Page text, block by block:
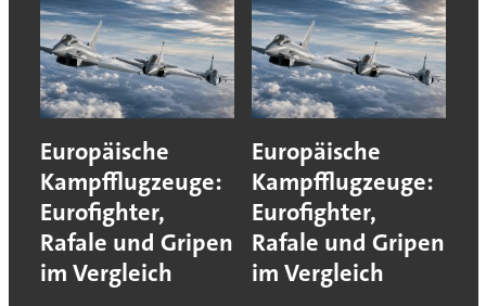
Europäische
Kampfflugzeuge:
Eurofighter,
Rafale und Gripen
im Vergleich
Europäische
Kampfflugzeuge:
Eurofighter,
Rafale und Gripen
im Vergleich